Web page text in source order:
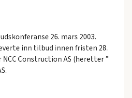
26. mars 2003.
inn tilbud innen fristen 28.
Construction AS (heretter ”